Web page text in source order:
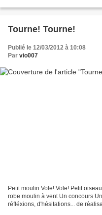
Tourne! Tourne!
Publié le 12/03/2012 à 10:08
Par vio007
Petit moulin Vole! Vole! Petit
robe moulin à vent Un concours
réfléxions, d'hésitations... de